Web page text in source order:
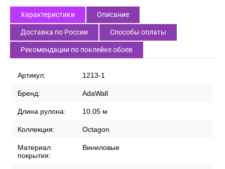
Характеристики Описание
Доставка по России Способы оплаты
Рекомендации по поклейке обоев
Артикул: 1213-1
Бренд: AdaWall
Длина рулона: 10.05 м
Коллекция: Octagon
Материал
покрытия:
Виниловые